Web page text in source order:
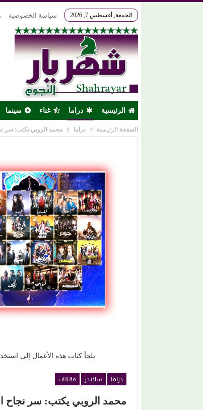
الجمعة, أغسطس 7, 2026 سياسة الخصوصية
الرئيسية دراما غناء سينما
الصفحة الرئيسية دراما محمد الروبي يكتب: سر
يلجأ كتاب هذه الأعمال إلى
دراما سلايدر
مقالات
محمد الروبي يكتب: سر نجاح
(سحر رامي).. امرأة اختارت الكرامة على
الأضواء